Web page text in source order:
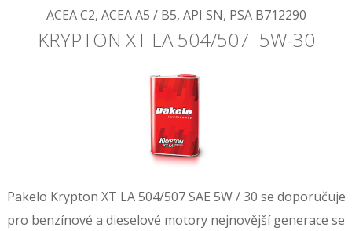
ACEA C2, ACEA A5 / B5, API SN, PSA B712290
KRYPTON XT LA 504/507 5W-30
Pakelo Krypton XT LA 504/507 SAE 5W / 30 se doporučuje
pro benzínové a dieselové motory nejnovější generace se